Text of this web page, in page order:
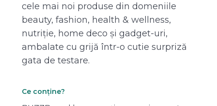
cele mai noi produse din domeniile
beauty, fashion, health & wellness,
nutriție, home deco și gadget-uri,
ambalate cu grijă într-o cutie surpriză
gata de testare.
Ce conține?